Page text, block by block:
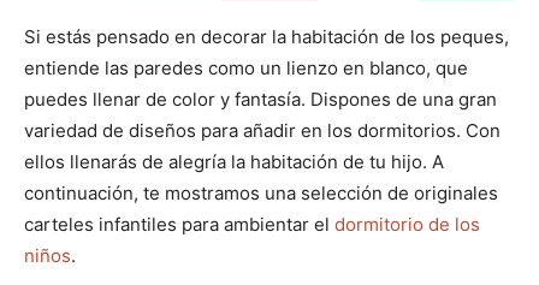
p
r
i
r
e
n
w
t
t
e
r
)
p
r
i
r
e
n
e
o
o
k
p
r
i
r
e
n
t
r
e
s
t
p
r
i
r
e
n
i p
i
r
e
t
p
p
Si estás pensado en decorar la habitación de los peques,
entiende las paredes como un lienzo en blanco, que
puedes llenar de color y fantasía. Dispones de una gran
variedad de diseños para añadir en los dormitorios. Con
ellos llenarás de alegría la habitación de tu hijo. A
continuación, te mostramos una selección de originales
carteles infantiles para ambientar el dormitorio de los
niños.